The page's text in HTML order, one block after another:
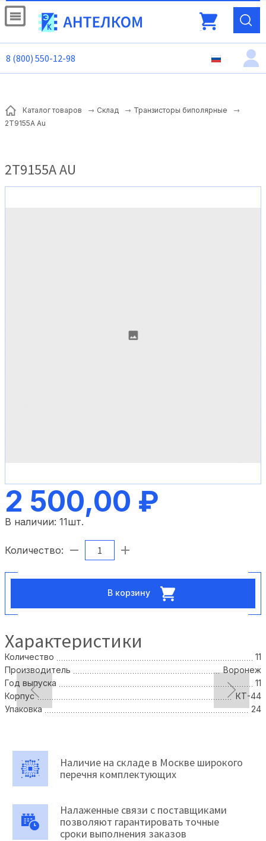
8 (800) 550-12-98
Каталог товаров Склад
Транзисторы биполярные
2Т9155А Au
2Т9155А AU
2 500,00 ₽
В наличии: 11шт.
Количество:
В корзину
Характеристики
Количество
11
Производитель
Воронеж
Год выпуска
11
Корпус
КТ-44
Упаковка
24
Наличие на складе в Москве широкого
перечня комплектующих
Налаженные связи с поставщиками
позволяют гарантировать точные
сроки выполнения заказов